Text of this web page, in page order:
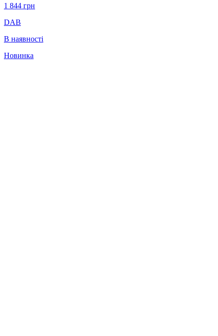
1 844 грн
DAB
В наявності
Новинка